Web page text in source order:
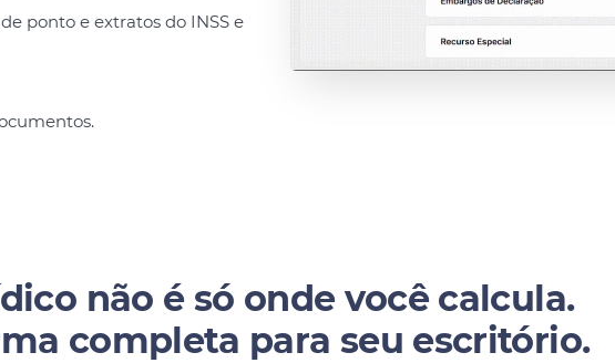
ponto e extratos do INSS e
não é só onde você calcula.
completa para seu escritório.